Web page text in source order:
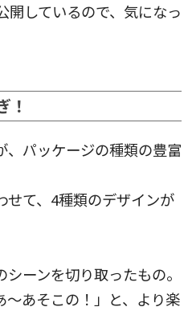
開しているので、気になっ
！
、パッケージの種類の豊富
せて、4種類のデザインが
ーンを切り取ったもの。
あそこの！」と、より楽